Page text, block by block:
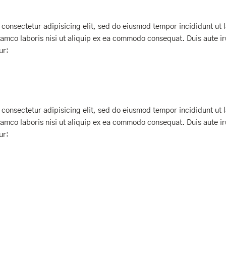
consectetur adipisicing elit, sed do eiusmod tempor incididunt
laboris nisi ut aliquip ex ea commodo consequat. Duis aute
adipisicing elit, sed do eiusmod tempor incididunt ut
laboris nisi ut aliquip ex ea commodo consequat. Duis aute